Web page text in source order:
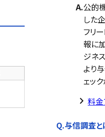
A.公的
した
フリ
報に
ジネ
より
ェッ
keyboard_arrow_right 料
Q.与信調査と